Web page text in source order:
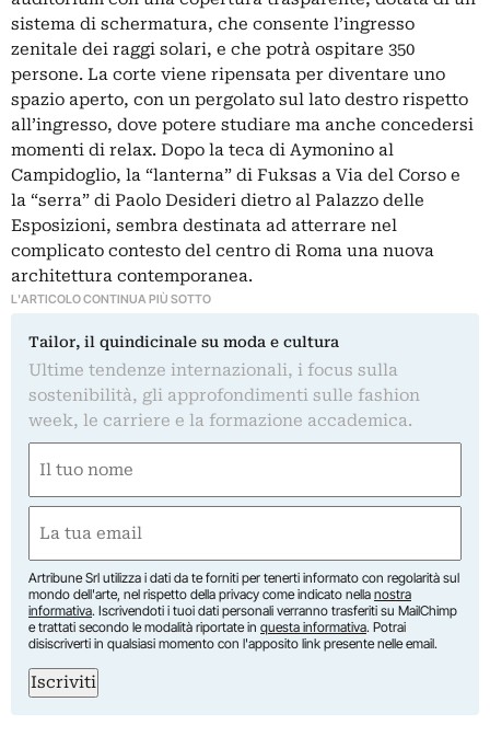
sistema di schermatura, che consente l’ingresso
zenitale dei raggi solari, e che potrà ospitare 350
persone. La corte viene ripensata per diventare uno
spazio aperto, con un pergolato sul lato destro rispetto
all’ingresso, dove potere studiare ma anche concedersi
momenti di relax. Dopo la teca di Aymonino al
Campidoglio, la “lanterna” di Fuksas a Via del Corso e
la “serra” di Paolo Desideri dietro al Palazzo delle
Esposizioni, sembra destinata ad atterrare nel
complicato contesto del centro di Roma una nuova
architettura contemporanea.
L'ARTICOLO CONTINUA PIÙ SOTTO
Tailor, il quindicinale su moda e cultura
Ultime tendenze internazionali, i focus sulla
sostenibilità, gli approfondimenti sulle fashion
week, le carriere e la formazione accademica.
(Required)
First
(Required)
Artribune Srl utilizza i dati da te forniti per tenerti informato con regolarità sul
mondo dell'arte, nel rispetto della privacy come indicato nella nostra
informativa. Iscrivendoti i tuoi dati personali verranno trasferiti su MailChimp
e trattati secondo le modalità riportate in questa informativa. Potrai
disiscriverti in qualsiasi momento con l'apposito link presente nelle email.
Iscriviti